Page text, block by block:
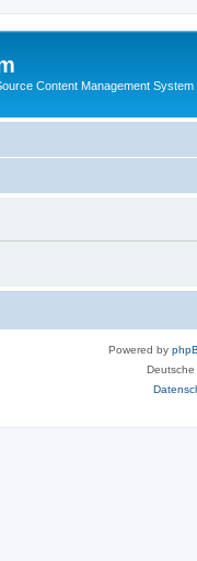
Content Management System
Powered by